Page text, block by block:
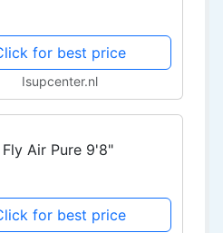
for best price
Isupcenter.nl
Air Pure 9'8"
for best price